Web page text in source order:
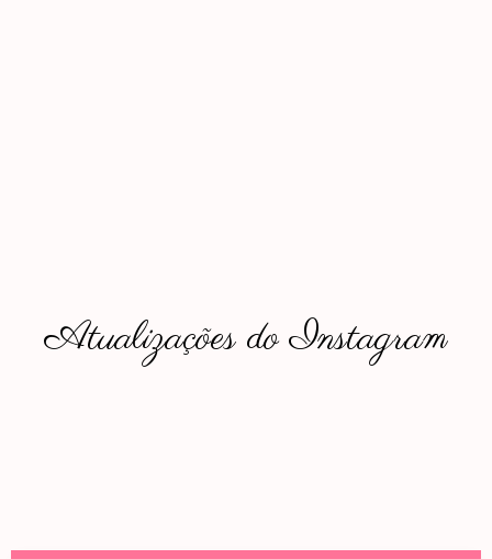
Atualizações do Instagram